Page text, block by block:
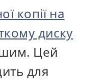
копії на
диску
Цей
для